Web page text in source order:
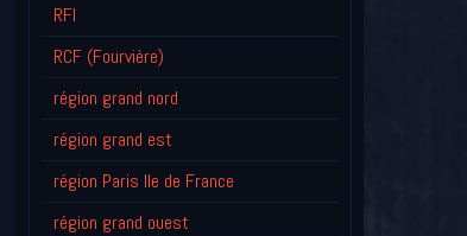
RFI
RCF (Fourvière)
région grand nord
région grand est
région Paris Ile de France
région grand ouest